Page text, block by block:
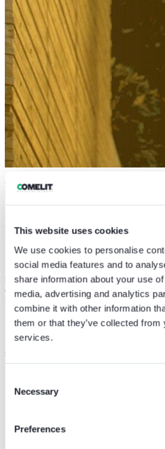
This website uses cookies
We use cookies to personalise
social media features and to
share information about your use
media, advertising and analytics
combine it with other information
them or that they’ve collected from
services.
Selection
Necessary
Preferences
Hi-Steel Technologie
3one6 – der Name ist abgeleitet von der
316 und steht für höchste Qualität,
Wahl dieses Materials ist nicht zufällig:
Lösung aus gebürstetem Stahl, die auch
funktioneller Technologien an der Spitze
Sicherheit und Zugangskontrolle geht.
zeichnet sich darüber hinaus durch ihren
eleganten Stil aus, der mit jeder
harmoniert.
Raffinierte Einfachheit
Eine Lösung für alle, die Innovation und
suchen.
Unerreichte Haltbarkeit
Eine Türstation aus rostfreiem Stahl, die
Schlüsselfertige Installation